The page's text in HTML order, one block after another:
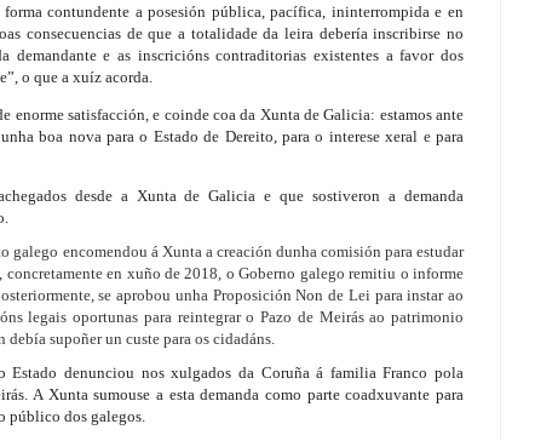
contundente a posesión pública, pacífica, ininterrompida e en
consecuencias de que a totalidade da leira debería inscribirse no
demandante e as inscricións contraditorias existentes a favor dos
o que a xuíz acorda.
enorme satisfacción, e coinde coa da Xunta de Galicia: estamos ante
boa nova para o Estado de Dereito, para o interese xeral e para
desde a Xunta de Galicia e que sostiveron a demanda
galego encomendou á Xunta a creación dunha comisión para estudar
concretamente en xuño de 2018, o Goberno galego remitiu o informe
se aprobou unha Proposición Non de Lei para instar ao
legais oportunas para reintegrar o Pazo de Meirás ao patrimonio
supoñer un custe para os cidadáns.
denunciou nos xulgados da Coruña á familia Franco pola
A Xunta sumouse a esta demanda como parte coadxuvante para
público dos galegos.